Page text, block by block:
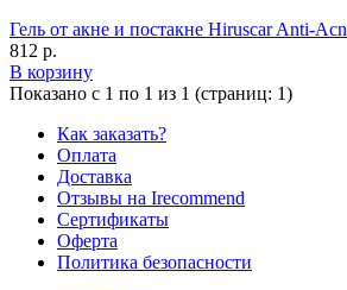
Гель от акне и постакне Hiruscar Anti-
812 р.
В корзину
Показано с 1 по 1 из 1 (страниц: 1)
Как заказать?
Оплата
Доставка
Отзывы на Irecommend
Сертификаты
Оферта
Политика безопасности